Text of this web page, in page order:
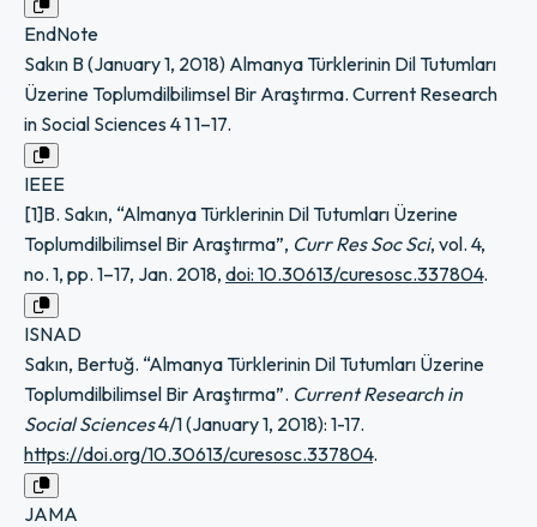
EndNote
Sakın B (January 1, 2018) Almanya Türklerinin Dil Tutumları
Üzerine Toplumdilbilimsel Bir Araştırma. Current Research
in Social Sciences 4 1 1–17.
IEEE
[1]B. Sakın, “Almanya Türklerinin Dil Tutumları Üzerine
Toplumdilbilimsel Bir Araştırma”, Curr Res Soc Sci, vol. 4,
no. 1, pp. 1–17, Jan. 2018, doi: 10.30613/curesosc.337804.
ISNAD
Sakın, Bertuğ. “Almanya Türklerinin Dil Tutumları Üzerine
Toplumdilbilimsel Bir Araştırma”. Current Research in
Social Sciences4/1 (January 1, 2018): 1-17.
https://doi.org/10.30613/curesosc.337804.
JAMA